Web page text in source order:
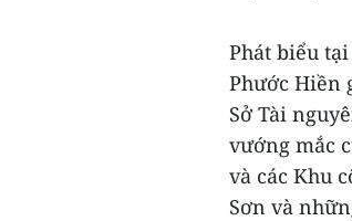
Phát biểu
Phước Hiền
Sở Tài
vướng mắc
và các Khu
Sơn và